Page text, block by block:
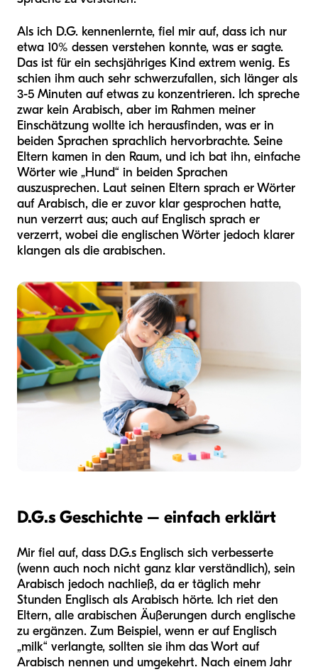
Als ich D.G. kennenlernte, fiel mir auf, dass ich nur
etwa 10% dessen verstehen konnte, was er sagte.
Das ist für ein sechsjähriges Kind extrem wenig. Es
schien ihm auch sehr schwerzufallen, sich länger als
3-5 Minuten auf etwas zu konzentrieren. Ich spreche
zwar kein Arabisch, aber im Rahmen meiner
Einschätzung wollte ich herausfinden, was er in
beiden Sprachen sprachlich hervorbrachte. Seine
Eltern kamen in den Raum, und ich bat ihn, einfache
Wörter wie „Hund“ in beiden Sprachen
auszusprechen. Laut seinen Eltern sprach er Wörter
auf Arabisch, die er zuvor klar gesprochen hatte,
nun verzerrt aus; auch auf Englisch sprach er
verzerrt, wobei die englischen Wörter jedoch klarer
klangen als die arabischen.
D.G.s Geschichte – einfach erklärt
Mir fiel auf, dass D.G.s Englisch sich verbesserte
(wenn auch noch nicht ganz klar verständlich), sein
Arabisch jedoch nachließ, da er täglich mehr
Stunden Englisch als Arabisch hörte. Ich riet den
Eltern, alle arabischen Äußerungen durch englische
zu ergänzen. Zum Beispiel, wenn er auf Englisch
„milk“ verlangte, sollten sie ihm das Wort auf
Arabisch nennen und umgekehrt. Nach einem Jahr